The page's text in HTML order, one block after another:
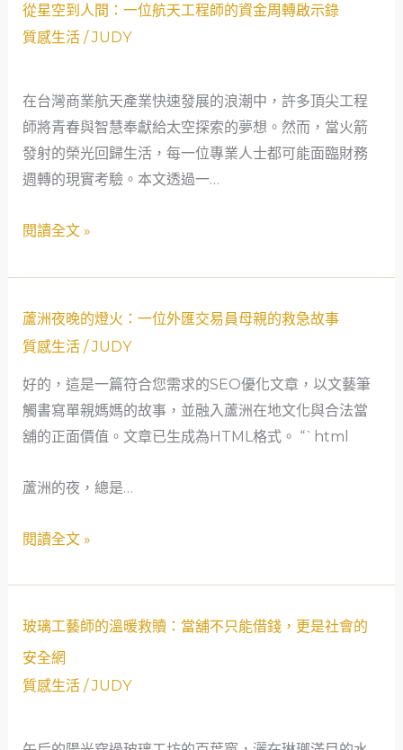
一
親
媽
媽
的
代
借
貸
事
從星空到人間：一位航天工程師的資金周轉啟示錄
質感生活/JUDY
在台灣商業航天產業快速發展的浪潮中，許多頂尖工程
師將青春與智慧奉獻給太空探索的夢想。然而，當火箭
發射的榮光回歸生活，每一位專業人士都可能面臨財務
週轉的現實考驗。本文透過一…
星
人
間：
一
位
天
師
的
金
周
轉
示
閱讀全文 »
蘆洲夜晚的燈火：一位外匯交易員母親的救急故事
質感生活/JUDY
好的，這是一篇符合您需求的SEO優化文章，以文藝筆
觸書寫單親媽媽的故事，並融入蘆洲在地文化與合法當
舖的正面價值。文章已生成為HTML格式。 “`html
蘆洲的夜，總是…
蘆
洲
晚
的
燈
一
外
易
員
母
閱讀全文 »
玻璃工藝師的溫暖救贖：當舖不只能借錢，更是社會的
安全網
質感生活/JUDY
玻
藝